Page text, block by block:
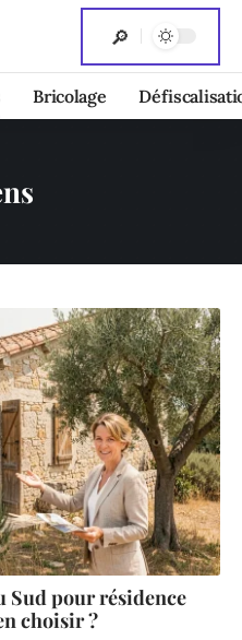
Bricolage
Sud pour résidence
choisir ?